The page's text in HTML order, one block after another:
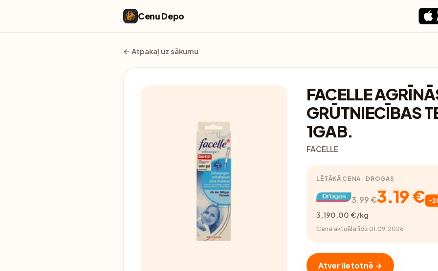
Cenu Depo
← Atpakaļ uz sākumu
FACELLE
GRŪTNIECĪBAS
1GAB.
FACELLE
LĒTĀKĀ CENA · DROGAS
3.99 €3.19 € -
3,190.00 €/kg
Cena aktuāla līdz 01.09.2026
Atver lietotnē →